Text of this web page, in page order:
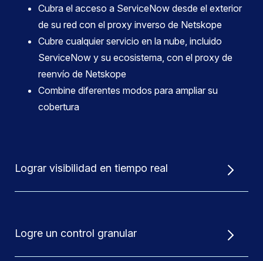
Cubra el acceso a ServiceNow desde el exterior
de su red con el proxy inverso de Netskope
Cubre cualquier servicio en la nube, incluido
ServiceNow y su ecosistema, con el proxy de
reenvío de Netskope
Combine diferentes modos para ampliar su
cobertura
Lograr visibilidad en tiempo real
Logre un control granular